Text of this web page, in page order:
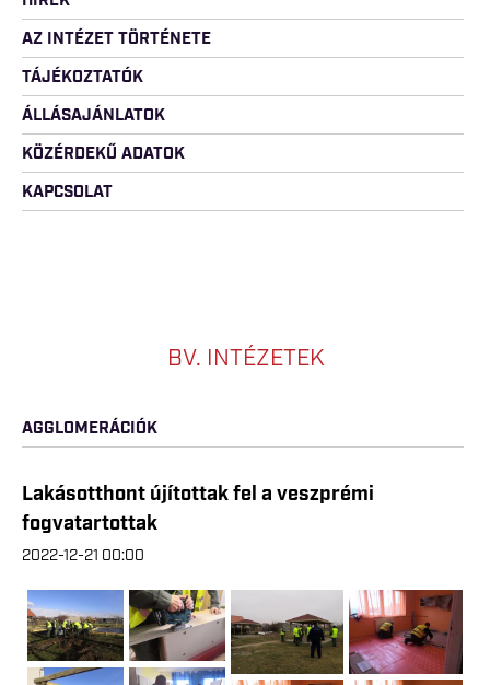
AZ INTÉZET TÖRTÉNETE
TÁJÉKOZTATÓK
ÁLLÁSAJÁNLATOK
KÖZÉRDEKŰ ADATOK
KAPCSOLAT
BV. INTÉZETEK
AGGLOMERÁCIÓK
Lakásotthont újítottak fel a veszprémi
fogvatartottak
2022-12-21 00:00